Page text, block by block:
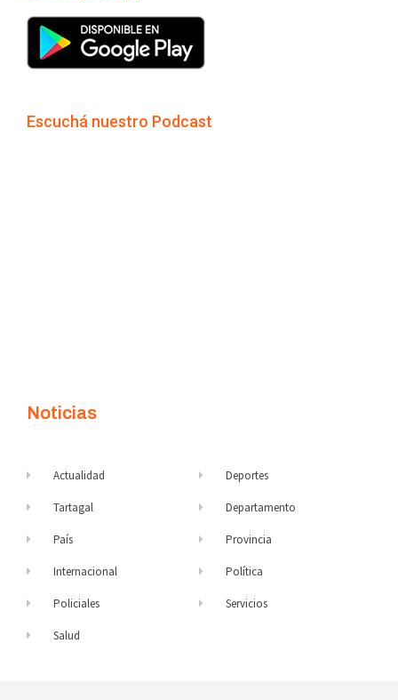
Escuchá nuestro Podcast
Noticias
Actualidad
Tartagal
País
Internacional
Policiales
Salud
Deportes
Departamento
Provincia
Política
Servicios